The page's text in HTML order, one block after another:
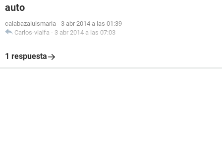
auto
calabazaluismaria - 3 abr 2014 a las 01:39
Carlos-vialfa - 3 abr 2014 a las 07:03
1 respuesta